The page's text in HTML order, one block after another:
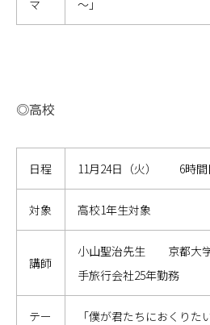
マ
～」
◎高校
日程 11月24日（火） 6時間
対象 高校1年生対象
講師
小山聖治先生 京都大
手旅行会社25年勤務
テー
「僕が君たちにおくり